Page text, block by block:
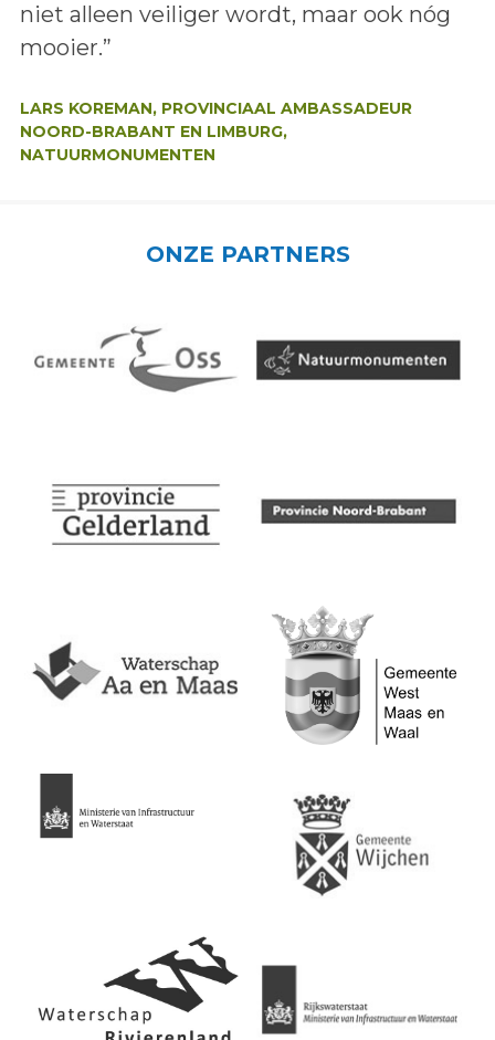
niet alleen veiliger wordt, maar ook nóg
mooier.”
LARS KOREMAN, PROVINCIAAL AMBASSADEUR
NOORD-BRABANT EN LIMBURG,
NATUURMONUMENTEN
ONZE PARTNERS